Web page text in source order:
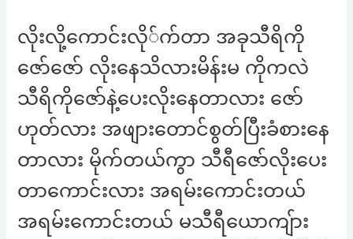
လိုးလို့ကောင်းလို်က်တာ အခုသီရိကို
ဇော်ဇော် လိုးနေသိလားမိန်းမ ကိုကလဲ
သီရိကိုဇော်နဲ့ပေးလိုးနေတာလား ဇော်
ဟုတ်လား အဖျားတောင်စွတ်ပြီးခံစားနေ
တာလား မိုက်တယ်ကွာ သီရီဇော်လိုးပေး
တာကောင်းလား အရမ်းကောင်းတယ်
အရမ်းကောင်းတယ် မသီရီယောကျ်ား